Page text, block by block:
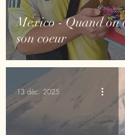
Mexico - Quand on
son coeur
13 déc. 2025